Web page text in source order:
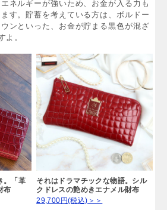
ネルギーが強いため、お金が入る力も
す。貯蓄を考えている方は、ボルドー
ンといった、お金が貯まる黒色が混ざ
よ。
。「革
布
それはドラマチックな物語。シル
クドレスの艶めきエナメル財布
29,700円(税込)＞＞